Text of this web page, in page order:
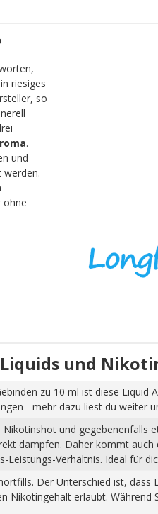
riesiges
so
.
und
werden.
ohne
und
zu 10 ml ist diese
- mehr dazu liest du weiter
und
dampfen. Daher kommt
Leistungs-Verhältnis. Ideal für
Der Unterschied ist,
Nikotingehalt erlaubt.